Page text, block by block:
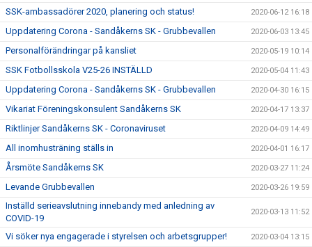
SSK-ambassadörer 2020, planering och status! 2020-06-12 16:18
Uppdatering Corona - Sandåkerns SK - Grubbevallen 2020-06-03 13:45
Personalförändringar på kansliet 2020-05-19 10:14
SSK Fotbollsskola V25-26 INSTÄLLD 2020-05-04 11:43
Uppdatering Corona - Sandåkerns SK - Grubbevallen 2020-04-30 16:15
Vikariat Föreningskonsulent Sandåkerns SK 2020-04-17 13:37
Riktlinjer Sandåkerns SK - Coronaviruset 2020-04-09 14:49
All inomhusträning ställs in 2020-04-01 16:17
Årsmöte Sandåkerns SK 2020-03-27 11:24
Levande Grubbevallen 2020-03-26 19:59
Inställd serieavslutning innebandy med anledning av
COVID-19
2020-03-13 11:52
Vi söker nya engagerade i styrelsen och arbetsgrupper! 2020-03-04 13:15